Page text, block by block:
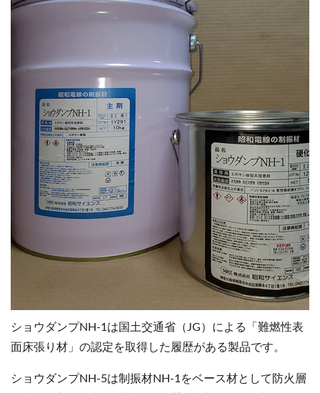
ショウダンプNH-1は国土交通省（JG）による「難燃性表
面床張り材」の認定を取得した履歴がある製品です。
ショウダンプNH-5は制振材NH-1をベース材として防火層